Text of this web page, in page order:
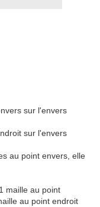
sur l'envers
sur l'envers
au point envers, elle
maille au point
au point endroit